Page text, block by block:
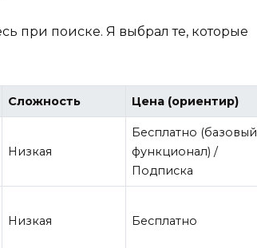
при поиске. Я выбрал те, которые
Сложность Цена (ориентир)
Низкая
Бесплатно (базовый
функционал) /
Подписка
Низкая Бесплатно